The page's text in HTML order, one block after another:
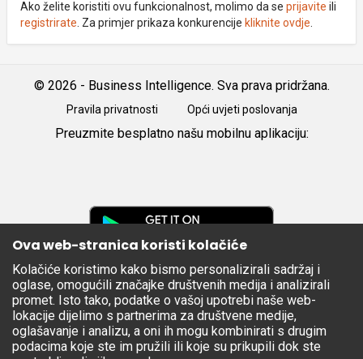
Ako želite koristiti ovu funkcionalnost, molimo da se prijavite ili
registrirate . Za primjer prikaza konkurencije kliknite ovdje
© 2026 - Business Intelligence. Sva prava pridržana.
Pravila privatnosti Opći uvjeti poslovanja
Preuzmite besplatno našu mobilnu aplikaciju:
Apple
Store
Ova web-stranica koristi kolačiće
Kolačiće koristimo kako bismo personalizirali sadržaj i
oglase, omogućili značajke društvenih medija i analizirali
promet. Isto tako, podatke o vašoj upotrebi naše web-
lokacije dijelimo s partnerima za društvene medije,
oglašavanje i analizu, a oni ih mogu kombinirati s drugim
podacima koje ste im pružili ili koje su prikupili dok ste